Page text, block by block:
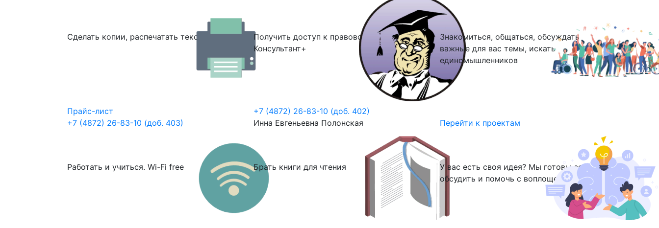
Сделать копии, распечатать текст
Прайс-лист
+7 (4872) 26-83-10 (доб. 403)
Получить доступ к правовой системе
Консультант+
+7 (4872) 26-83-10 (доб. 402)
Инна Евгеньевна Полонская
Знакомиться, общаться, обсуждать
важные для вас темы, искать
единомышленников
Перейти к проектам
Работать и учиться. Wi-Fi free Брать книги для чтения
У вас есть своя идея? Мы готовы ее
обсудить и помочь с воплощением!